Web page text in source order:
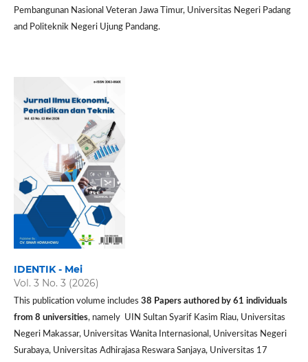
Pembangunan Nasional Veteran Jawa Timur, Universitas Negeri Padang
and Politeknik Negeri Ujung Pandang.
IDENTIK - Mei
Vol. 3 No. 3 (2026)
This publication volume includes 38 Papers authored by 61 individuals
from 8 universities, namely UIN Sultan Syarif Kasim Riau, Universitas
Negeri Makassar, Universitas Wanita Internasional, Universitas Negeri
Surabaya, Universitas Adhirajasa Reswara Sanjaya, Universitas 17